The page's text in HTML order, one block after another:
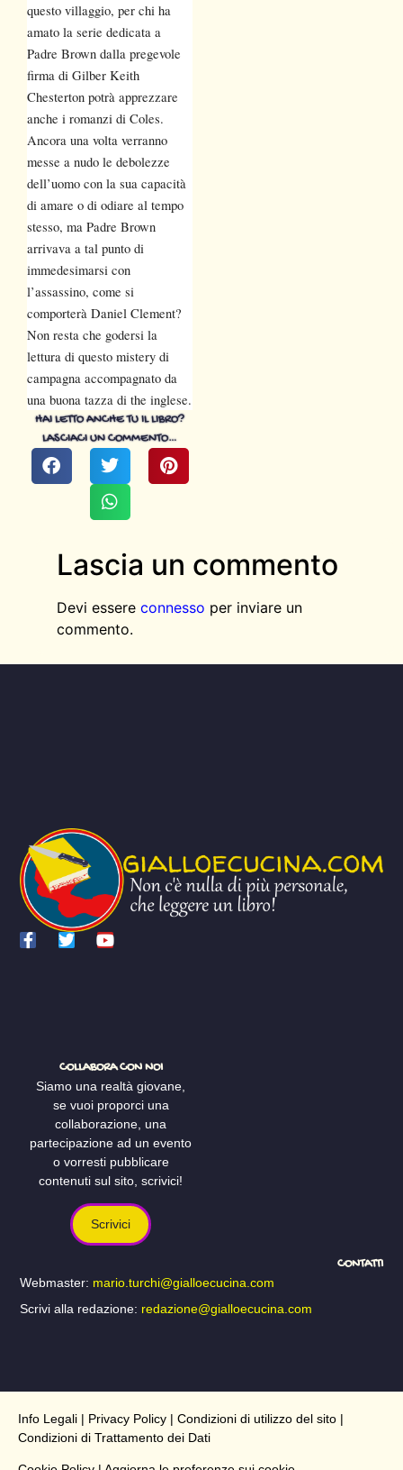
HAI LETTO ANCHE TU IL LIBRO?
LASCIACI UN COMMENTO…
questo villaggio, per chi ha
amato la serie dedicata a
Padre Brown dalla pregevole
firma di Gilber Keith
Chesterton potrà apprezzare
anche i romanzi di Coles.
Ancora una volta verranno
messe a nudo le debolezze
dell’uomo con la sua capacità
di amare o di odiare al tempo
stesso, ma Padre Brown
arrivava a tal punto di
immedesimarsi con
l’assassino, come si
comporterà Daniel Clement?
Non resta che godersi la
lettura di questo mistery di
campagna accompagnato da
una buona tazza di the inglese.
Lascia un commento
Devi essere connesso per inviare un
commento.
COLLABORA CON NOI
Siamo una realtà giovane,
se vuoi proporci una
collaborazione, una
partecipazione ad un evento
o vorresti pubblicare
contenuti sul sito, scrivici!
Scrivici
CONTATTI
Webmaster: mario.turchi@gialloecucina.com
Scrivi alla redazione: redazione@gialloecucina.com
Info Legali | Privacy Policy | Condizioni di utilizzo del sito |
Condizioni di Trattamento dei Dati